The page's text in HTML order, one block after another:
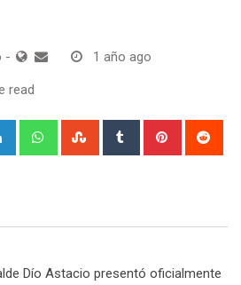
- 1 año ago
read
LinkedIn WhatsappStumbleUpon
Tumblr Pinterest
Dío Astacio presentó oficialmente